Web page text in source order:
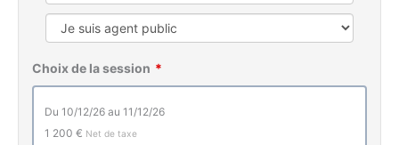
Choix de la session
du 10/12/26 au 11/12/26
1 200 € Net de taxe